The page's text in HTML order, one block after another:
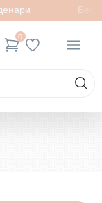
Бесплатна
0